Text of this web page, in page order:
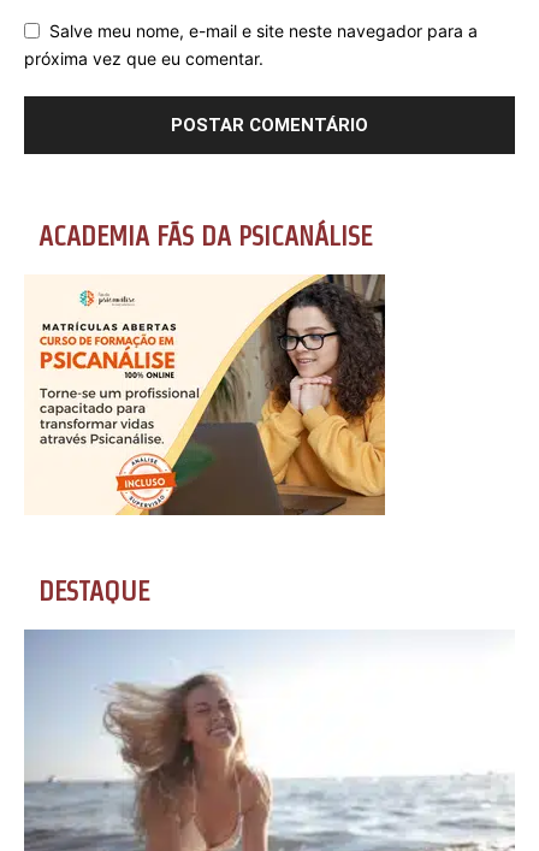
Salve meu nome, e-mail e site neste navegador para a
próxima vez que eu comentar.
ACADEMIA FÃS DA PSICANÁLISE
DESTAQUE